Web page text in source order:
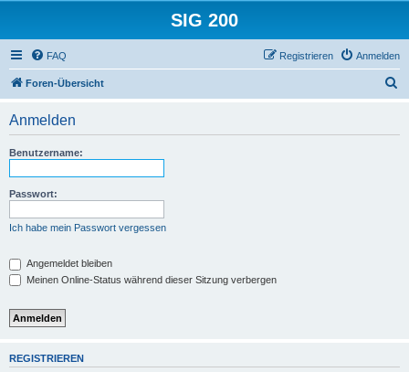
SIG 200
FAQ Anmelden
Registrieren
Foren-Übersicht
Anmelden
Benutzername:
Passwort:
Ich habe mein Passwort vergessen
Angemeldet bleiben
Meinen Online-Status während dieser Sitzung verbergen
REGISTRIEREN